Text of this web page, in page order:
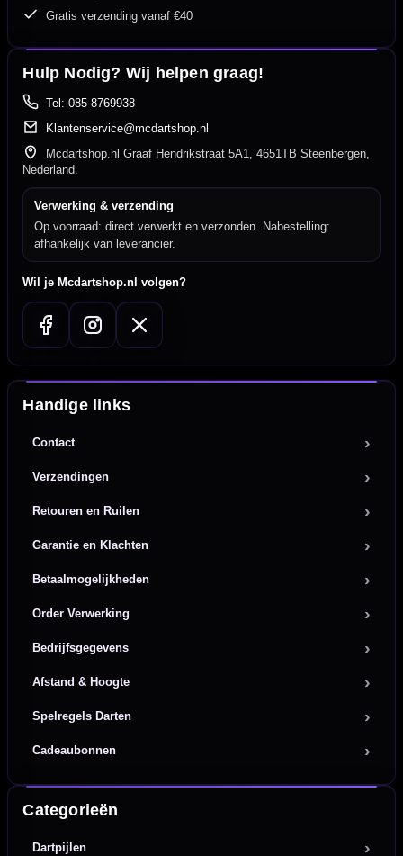
Gratis verzending vanaf €40
Hulp Nodig? Wij helpen graag!
Tel: 085-8769938
Klantenservice@mcdartshop.nl
Mcdartshop.nl Graaf Hendrikstraat 5A1, 4651TB Steenbergen,
Nederland.
Verwerking & verzending
Op voorraad: direct verwerkt en verzonden. Nabestelling:
afhankelijk van leverancier.
Wil je Mcdartshop.nl volgen?
Handige links
Contact
Verzendingen
Retouren en Ruilen
Garantie en Klachten
Betaalmogelijkheden
Order Verwerking
Bedrijfsgegevens
Afstand & Hoogte
Spelregels Darten
Cadeaubonnen
Categorieën
Dartpijlen